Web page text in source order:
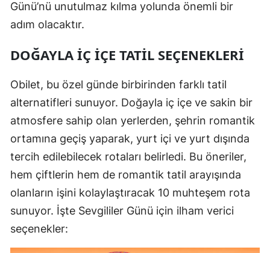
Günü’nü unutulmaz kılma yolunda önemli bir
adım olacaktır.
DOĞAYLA İÇ İÇE TATIL SEÇENEKLERI
Obilet, bu özel günde birbirinden farklı tatil
alternatifleri sunuyor. Doğayla iç içe ve sakin bir
atmosfere sahip olan yerlerden, şehrin romantik
ortamına geçiş yaparak, yurt içi ve yurt dışında
tercih edilebilecek rotaları belirledi. Bu öneriler,
hem çiftlerin hem de romantik tatil arayışında
olanların işini kolaylaştıracak 10 muhteşem rota
sunuyor. İşte Sevgililer Günü için ilham verici
seçenekler: